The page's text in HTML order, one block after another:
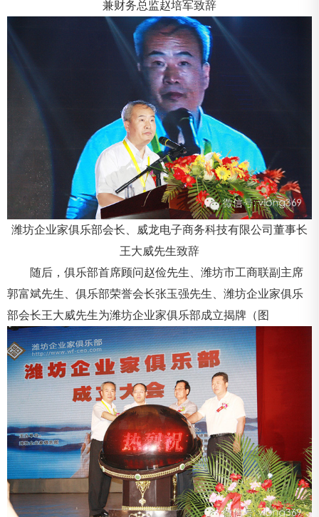
兼财务总监赵培军致辞
潍坊企业家俱乐部会长、威龙电子商务科技有限公司董事长
王大威先生致辞
随后，俱乐部首席顾问赵俭先生、潍坊市工商联副主席
郭富斌先生、俱乐部荣誉会长张玉强先生、潍坊企业家俱乐
部会长王大威先生为潍坊企业家俱乐部成立揭牌（图